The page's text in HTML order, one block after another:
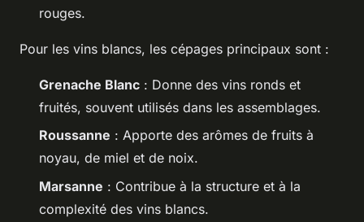
rouges.
Pour les vins blancs, les cépages principaux sont :
Grenache Blanc : Donne des vins ronds et
fruités, souvent utilisés dans les assemblages.
Roussanne : Apporte des arômes de fruits à
noyau, de miel et de noix.
Marsanne : Contribue à la structure et à la
complexité des vins blancs.